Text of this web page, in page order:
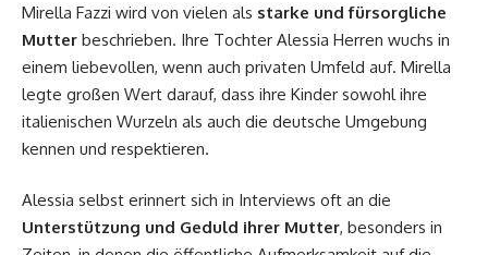
Mirella Fazzi wird von vielen als starke und fürsorgliche
Mutter beschrieben. Ihre Tochter Alessia Herren wuchs in
einem liebevollen, wenn auch privaten Umfeld auf. Mirella
legte großen Wert darauf, dass ihre Kinder sowohl ihre
italienischen Wurzeln als auch die deutsche Umgebung
kennen und respektieren.
Alessia selbst erinnert sich in Interviews oft an die
Unterstützung und Geduld ihrer Mutter, besonders in